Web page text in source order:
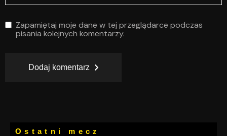
Zapamiętaj moje dane w tej przeglądarce podczas
pisania kolejnych komentarzy.
Dodaj komentarz
Ostatni mecz